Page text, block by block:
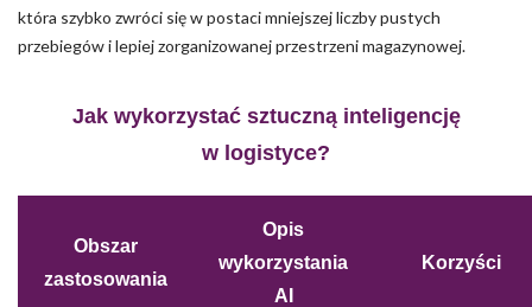
która szybko zwróci się w postaci mniejszej liczby pustych
przebiegów i lepiej zorganizowanej przestrzeni magazynowej.
Jak wykorzystać sztuczną inteligencję
w logistyce?
Obszar
zastosowania
Opis
wykorzystania
AI
Korzyści